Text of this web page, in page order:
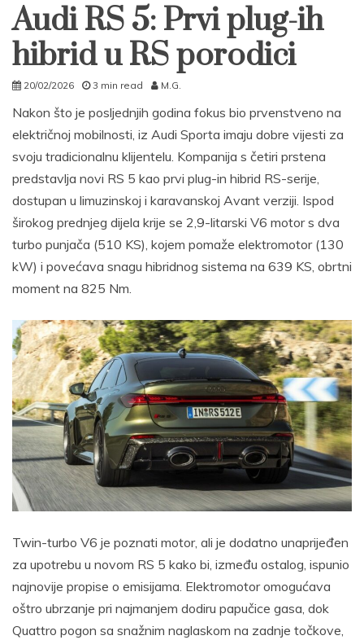
Audi RS 5: Prvi plug-ih
hibrid u RS porodici
20/02/2026 3 min read M.G.
Nakon što je posljednjih godina fokus bio prvenstveno na
električnoj mobilnosti, iz Audi Sporta imaju dobre vijesti za
svoju tradicionalnu klijentelu. Kompanija s četiri prstena
predstavlja novi RS 5 kao prvi plug-in hibrid RS-serije,
dostupan u limuzinskoj i karavanskoj Avant verziji. Ispod
širokog prednjeg dijela krije se 2,9-litarski V6 motor s dva
turbo punjača (510 KS), kojem pomaže elektromotor (130
kW) i povećava snagu hibridnog sistema na 639 KS, obrtni
moment na 825 Nm.
Twin-turbo V6 je poznati motor, ali je dodatno unaprijeđen
za upotrebu u novom RS 5 kako bi, između ostalog, ispunio
najnovije propise o emisijama. Elektromotor omogućava
oštro ubrzanje pri najmanjem dodiru papučice gasa, dok
Quattro pogon sa snažnim naglaskom na zadnje točkove,